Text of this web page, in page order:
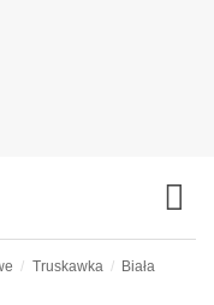
Truskawka
Biała